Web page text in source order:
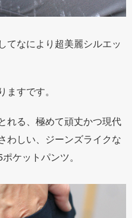
てなにより超美麗シルエッ
すです。
れる、極めて頑丈かつ現代
わしい、ジーンズライクな
ケットパンツ。